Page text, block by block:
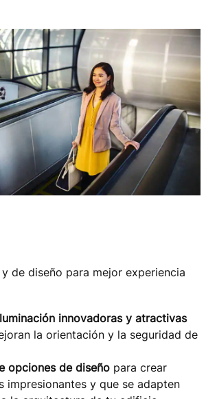
de diseño para mejor experiencia
innovadoras y atractivas
la orientación y la seguridad de
opciones de diseño para crear
impresionantes y que se adapten